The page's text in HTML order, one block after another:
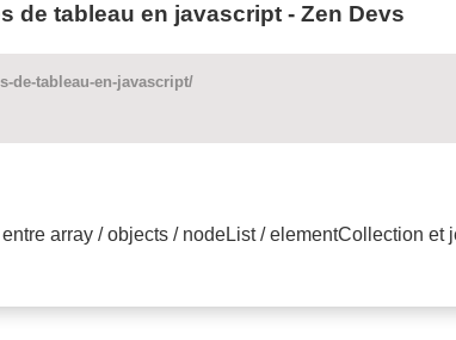
de tableau en javascript - Zen Devs
de-tableau-en-javascript/
array / objects / nodeList / elementCollection et